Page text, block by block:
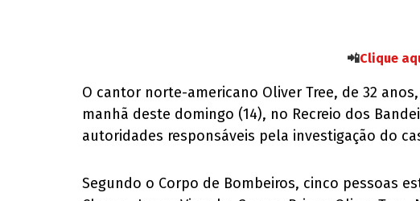
📲Clique
O cantor norte-americano Oliver Tree, de 32
manhã deste domingo (14), no Recreio dos
autoridades responsáveis pela investigação do
Segundo o Corpo de Bombeiros, cinco pessoas